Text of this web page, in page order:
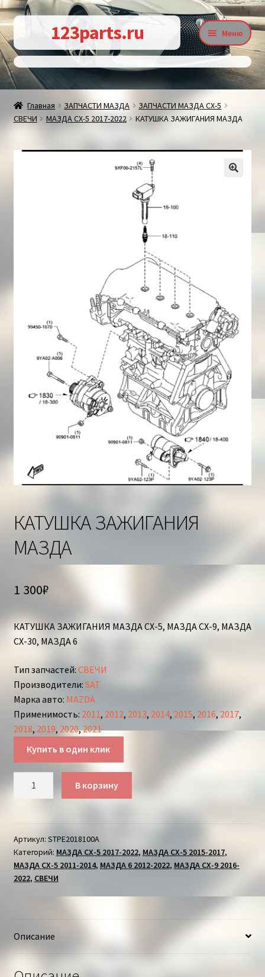
Перейти
к
навигации
Перейти
к
содержимому
123parts.ru Меню
Контакты
Доставка и оплата
Корзина
Главная ЗАПЧАСТИ МАЗДА
ЗАПЧАСТИ МАЗДА СХ-5
СВЕЧИ
МАЗДА СХ-5 2017-2022 КАТУШКА ЗАЖИГАНИЯ МАЗДА
КАТУШКА ЗАЖИГАНИЯ
МАЗДА
1 300₽
КАТУШКА ЗАЖИГАНИЯ МАЗДА СХ-5, МАЗДА СХ-9, МАЗДА
СХ-30, МАЗДА 6
Тип запчастей: СВЕЧИ
Производители: SAT
Марка авто: MAZDA
Применимость: 2011, 2012, 2013, 2014, 2015, 2016, 2017,
2018, 2019, 2020,2021
Купить в один клик
МАЗДА
В корзину
Артикул: STPE2018100A
Категорий: МАЗДА СХ-5 2017-2022, МАЗДА СХ-5 2015-2017,
МАЗДА СХ-5 2011-2014, МАЗДА 6 2012-2022, МАЗДА СХ-9 2016-
2022, СВЕЧИ
Описание